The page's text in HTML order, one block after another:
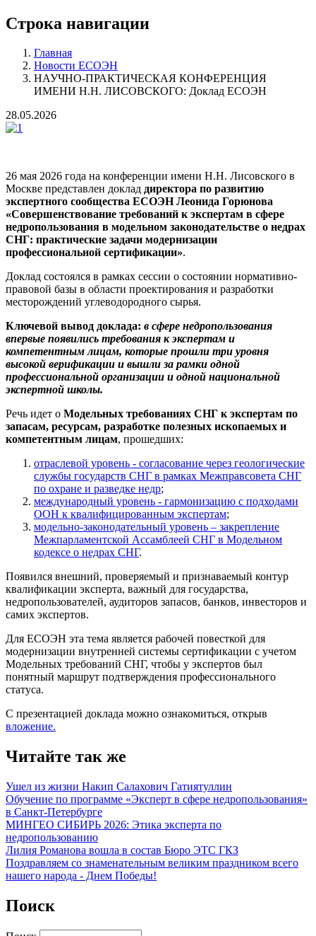
Строка навигации
Главная
Новости ЕСОЭН
НАУЧНО-ПРАКТИЧЕСКАЯ КОНФЕРЕНЦИЯ
ИМЕНИ Н.Н. ЛИСОВСКОГО: Доклад ЕСОЭН
28.05.2026
26 мая 2026 года на конференции имени Н.Н. Лисовского в
Москве представлен доклад директора по развитию
экспертного сообщества ЕСОЭН Леонида Горюнова
«Совершенствование требований к экспертам в сфере
недропользования в модельном законодательстве о недрах
СНГ: практические задачи модернизации
профессиональной сертификации».
Доклад состоялся в рамках сессии о состоянии нормативно-
правовой базы в области проектирования и разработки
месторождений углеводородного сырья.
Ключевой вывод доклада: в сфере недропользования
впервые появились требования к экспертам и
компетентным лицам, которые прошли три уровня
высокой верификации и вышли за рамки одной
профессиональной организации и одной национальной
экспертной школы.
Речь идет о Модельных требованиях СНГ к экспертам по
запасам, ресурсам, разработке полезных ископаемых и
компетентным лицам, прошедших:
отраслевой уровень - согласование через геологические
службы государств СНГ в рамках Межправсовета СНГ
по охране и разведке недр;
международный уровень - гармонизацию с подходами
ООН к квалифицированным экспертам;
модельно-законодательный уровень – закрепление
Межпарламентской Ассамблеей СНГ в Модельном
кодексе о недрах СНГ.
Появился внешний, проверяемый и признаваемый контур
квалификации эксперта, важный для государства,
недропользователей, аудиторов запасов, банков, инвесторов и
самих экспертов.
Для ЕСОЭН эта тема является рабочей повесткой для
модернизации внутренней системы сертификации с учетом
Модельных требований СНГ, чтобы у экспертов был
понятный маршрут подтверждения профессионального
статуса.
С презентацией доклада можно ознакомиться, открыв
вложение.
Читайте так же
Ушел из жизни Накип Салахович Гатиятуллин
Обучение по программе «Эксперт в сфере недропользования»
в Санкт-Петербурге
МИНГЕО СИБИРЬ 2026: Этика эксперта по
недропользованию
Лилия Романова вошла в состав Бюро ЭТС ГКЗ
Поздравляем со знаменательным великим праздником всего
нашего народа - Днем Победы!
Поиск